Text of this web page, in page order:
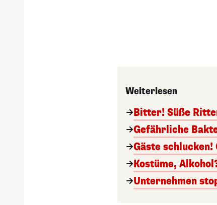
Weiterlesen
Bitter! Süße
Gefährliche
Gäste
Kostüme,
Unternehmen